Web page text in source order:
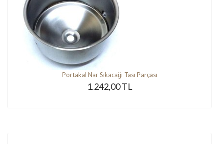
Portakal Nar Sıkacağı Tası Parçası
1.242,00 TL